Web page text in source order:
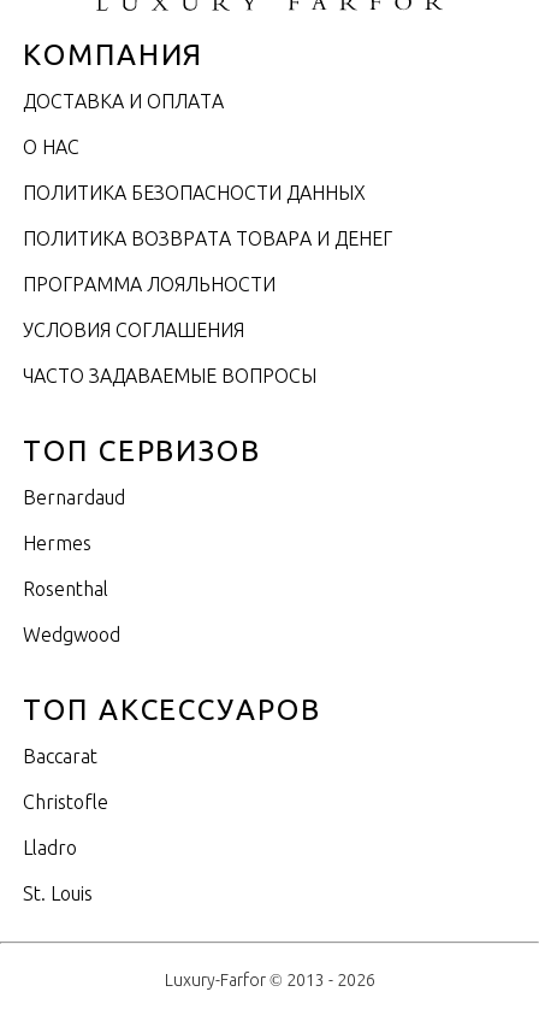
КОМПАНИЯ
ДОСТАВКА И ОПЛАТА
О НАС
ПОЛИТИКА БЕЗОПАСНОСТИ ДАННЫХ
ПОЛИТИКА ВОЗВРАТА ТОВАРА И ДЕНЕГ
ПРОГРАММА ЛОЯЛЬНОСТИ
УСЛОВИЯ СОГЛАШЕНИЯ
ЧАСТО ЗАДАВАЕМЫЕ ВОПРОСЫ
ТОП СЕРВИЗОВ
Bernardaud
Hermes
Rosenthal
Wedgwood
ТОП АКСЕССУАРОВ
Baccarat
Christofle
Lladro
St. Louis
Luxury-Farfor © 2013 - 2026